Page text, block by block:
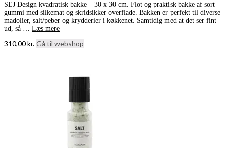
SEJ Design kvadratisk bakke – 30 x 30 cm. Flot og praktisk bakke af sort
gummi med silkemat og skridsikker overflade. Bakken er perfekt til diverse
madolier, salt/peber og krydderier i køkkenet. Samtidig med at det ser fint
ud, så … Læs mere
310,00kr. Gå til webshop